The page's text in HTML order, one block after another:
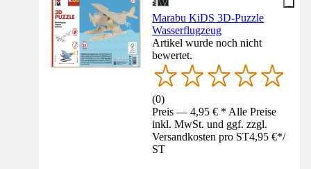
Marabu KiDS 3D-Puzzle
Wasserflugzeug
Artikel wurde noch nicht
bewertet.
(0)
Preis — 4,95 € * Alle Preise
inkl. MwSt. und ggf. zzgl.
Versandkosten pro ST4,95 €*/
ST